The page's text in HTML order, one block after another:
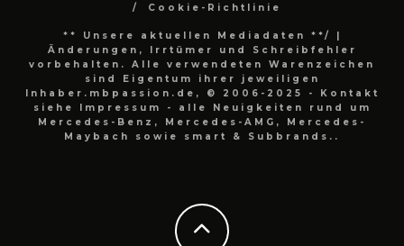
Cookie-Richtlinie
** Unsere aktuellen Mediadaten **/
|
Änderungen, Irrtümer und Schreibfehler
vorbehalten. Alle verwendeten Warenzeichen
sind Eigentum ihrer jeweiligen
Inhaber.mbpassion.de, © 2006-2025 - Kontakt
siehe Impressum - alle Neuigkeiten rund um
Mercedes-Benz, Mercedes-AMG, Mercedes-
Maybach sowie smart & Subbrands..